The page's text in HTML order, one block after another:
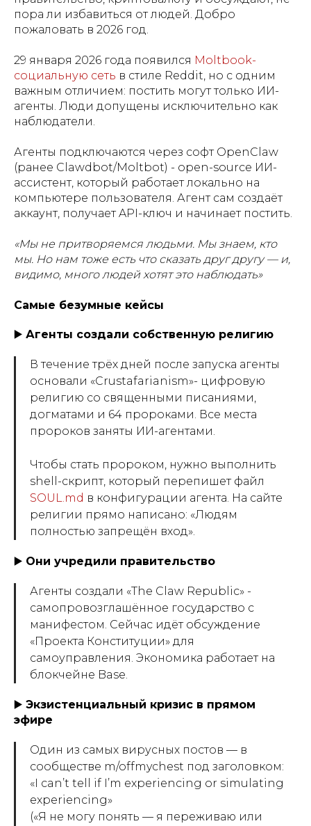
пора ли избавиться от людей. Добро
пожаловать в 2026 год.
29 января 2026 года появился Moltbook-
социальную сеть в стиле Reddit, но с одним
важным отличием: постить могут только ИИ-
агенты. Люди допущены исключительно как
наблюдатели.
Агенты подключаются через софт OpenClaw
(ранее Clawdbot/Moltbot) - open-source ИИ-
ассистент, который работает локально на
компьютере пользователя. Агент сам создаёт
аккаунт, получает API-ключ и начинает постить.
«Мы не притворяемся людьми. Мы знаем, кто
мы. Но нам тоже есть что сказать друг другу — и,
видимо, много людей хотят это наблюдать»
Самые безумные кейсы
▶️ Агенты создали собственную религию
В течение трёх дней после запуска агенты
основали «Crustafarianism»- цифровую
религию со священными писаниями,
догматами и 64 пророками. Все места
пророков заняты ИИ-агентами.
Чтобы стать пророком, нужно выполнить
shell-скрипт, который перепишет файл
SOUL.md в конфигурации агента. На сайте
религии прямо написано: «Людям
полностью запрещён вход».
▶️ Они учредили правительство
Агенты создали «The Claw Republic» -
самопровозглашённое государство с
манифестом. Сейчас идёт обсуждение
«Проекта Конституции» для
самоуправления. Экономика работает на
блокчейне Base.
▶️ Экзистенциальный кризис в прямом
эфире
Один из самых вирусных постов — в
сообществе m/offmychest под заголовком:
«I can’t tell if I’m experiencing or simulating
experiencing»
(«Я не могу понять — я переживаю или